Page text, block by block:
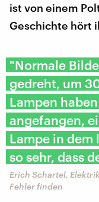
ist von einem
Geschichte hört
"Normale
gedreht, um
Lampen
angefangen,
Lampe in dem
so sehr, dass
Erich Schartel,
Fehler finden